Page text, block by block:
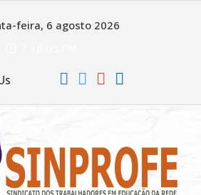
feira, 6 agosto 2026